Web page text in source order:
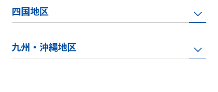
九州・沖縄地区
四国地区